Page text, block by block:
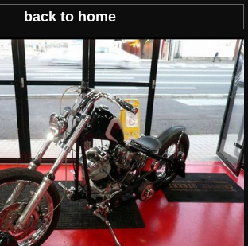
back to home